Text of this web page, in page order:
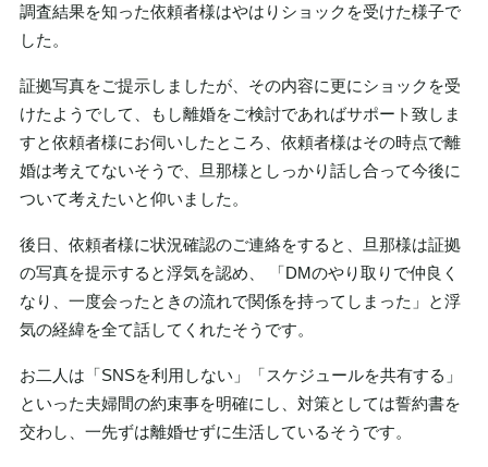
調査結果を知った依頼者様はやはりショックを受けた様子で
した。
証拠写真をご提示しましたが、その内容に更にショックを受
けたようでして、もし離婚をご検討であればサポート致しま
すと依頼者様にお伺いしたところ、依頼者様はその時点で離
婚は考えてないそうで、旦那様としっかり話し合って今後に
ついて考えたいと仰いました。
後日、依頼者様に状況確認のご連絡をすると、旦那様は証拠
の写真を提示すると浮気を認め、 「DMのやり取りで仲良く
なり、一度会ったときの流れで関係を持ってしまった」と浮
気の経緯を全て話してくれたそうです。
お二人は「SNSを利用しない」「スケジュールを共有する」
といった夫婦間の約束事を明確にし、対策としては誓約書を
交わし、一先ずは離婚せずに生活しているそうです。